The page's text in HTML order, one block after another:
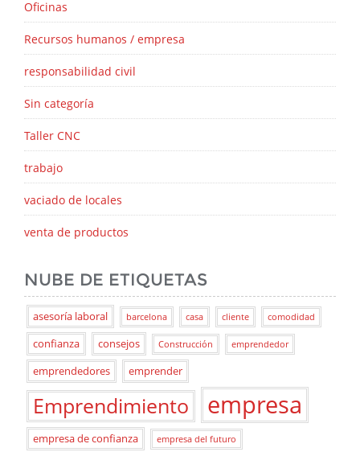
Oficinas
Recursos humanos / empresa
responsabilidad civil
Sin categoría
Taller CNC
trabajo
vaciado de locales
venta de productos
NUBE DE ETIQUETAS
asesoría laboral barcelona casa cliente comodidad
confianza consejos Construcción emprendedor
emprendedores emprender
Emprendimiento empresa
empresa de confianza empresa del futuro